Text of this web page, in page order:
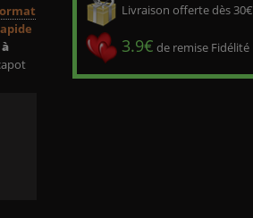
Livraison offerte dès 30€
3.9€ de remise Fidélité